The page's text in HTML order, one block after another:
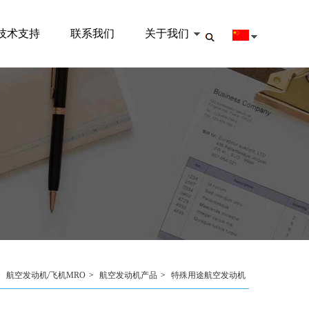
术支持 联系我们 关于我们
航空发动机/飞机MRO > 航空发动机产品 > 特殊用途航空发动机